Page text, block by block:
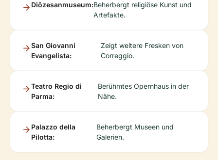
Diözesanmuseum:Beherbergt religiöse Kunst und
Artefakte.
San Giovanni
Evangelista:
Zeigt weitere Fresken von
Correggio.
Teatro Regio di
Parma:
Berühmtes Opernhaus in der
Nähe.
Palazzo della
Pilotta:
Beherbergt Museen und
Galerien.